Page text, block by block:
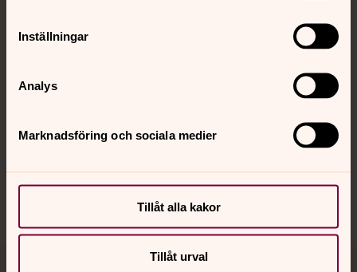
Inställningar
Analys
Marknadsföring och sociala medier
Tillåt alla kakor
Tillåt urval
Kalender
Hitta snabbt